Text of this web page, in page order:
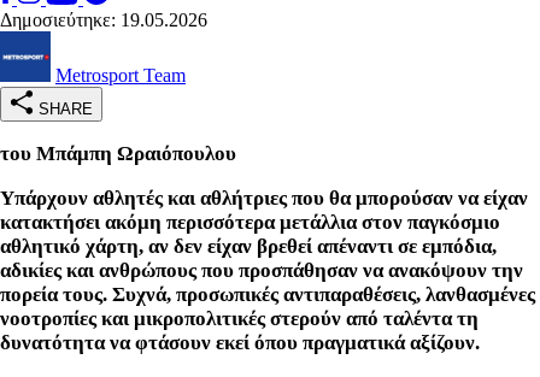
Δημοσιεύτηκε: 19.05.2026
Metrosport Team
SHARE
του Μπάμπη Ωραιόπουλου
Υπάρχουν αθλητές και αθλήτριες που θα μπορούσαν να είχαν
κατακτήσει ακόμη περισσότερα μετάλλια στον παγκόσμιο
αθλητικό χάρτη, αν δεν είχαν βρεθεί απέναντι σε εμπόδια,
αδικίες και ανθρώπους που προσπάθησαν να ανακόψουν την
πορεία τους. Συχνά, προσωπικές αντιπαραθέσεις, λανθασμένες
νοοτροπίες και μικροπολιτικές στερούν από ταλέντα τη
δυνατότητα να φτάσουν εκεί όπου πραγματικά αξίζουν.